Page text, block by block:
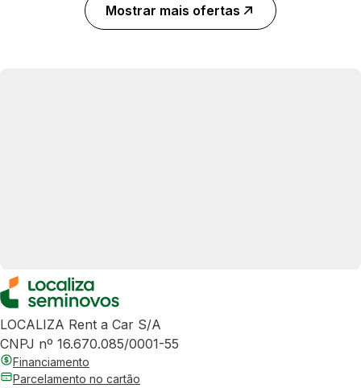
Mostrar mais ofertas
LOCALIZA Rent a Car S/A
CNPJ nº 16.670.085/0001-55
Financiamento
Parcelamento no cartão